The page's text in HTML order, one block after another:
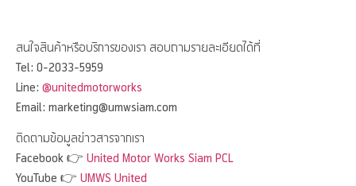
สนใจสินค้าหรือบริการของเรา สอบถามรายละเอียดได้ที่
Tel: 0-2033-5959
Line: @unitedmotorworks
Email: marketing@umwsiam.com
ติดตามข้อมูลข่าวสารจากเรา
Facebook 👉 United Motor Works Siam PCL
YouTube 👉 UMWS United